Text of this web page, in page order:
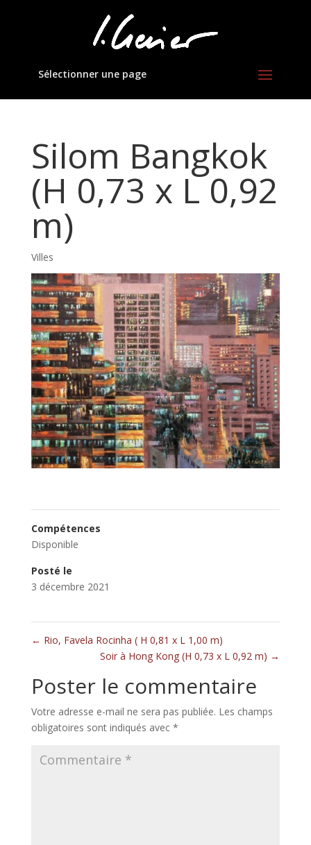
Sélectionner une page
Silom Bangkok
(H 0,73 x L 0,92
m)
Villes
Compétences
Disponible
Posté le
3 décembre 2021
← Rio, Favela Rocinha ( H 0,81 x L 1,00 m)
Soir à Hong Kong (H 0,73 x L 0,92 m) →
Poster le commentaire
Votre adresse e-mail ne sera pas publiée. Les champs
obligatoires sont indiqués avec *